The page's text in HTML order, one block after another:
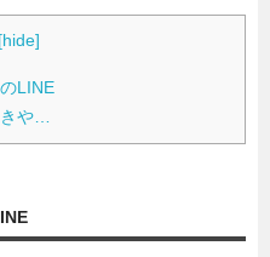
[hide]
LINE
や…